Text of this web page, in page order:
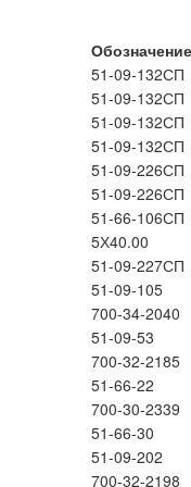
Обозначение
51-09-132СП
51-09-132СП
51-09-132СП
51-09-132СП
51-09-226СП
51-09-226СП
51-66-106СП
5Х40.00
51-09-227СП
51-09-105
700-34-2040
51-09-53
700-32-2185
51-66-22
700-30-2339
51-66-30
51-09-202
700-32-2198